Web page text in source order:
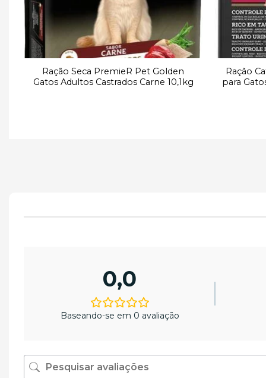
Ração Seca PremieR Pet Golden
Gatos Adultos Castrados Carne 10,1kg
Ração
para
0,0
Baseando-se em 0 avaliação